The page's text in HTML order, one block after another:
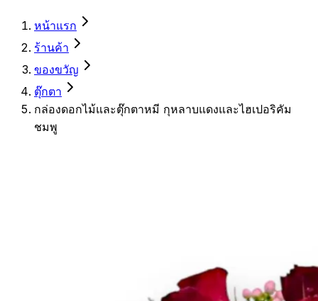
หน้าแรก
ร้านค้า
ของขวัญ
ตุ๊กตา
กล่องดอกไม้และตุ๊กตาหมี กุหลาบแดงและไฮเปอริคัม
ชมพู